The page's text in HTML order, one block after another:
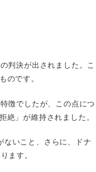
判決が出されました。こ
のです。
徴でしたが、この点につ
」が維持されました。
ないこと、さらに、ドナ
ます。